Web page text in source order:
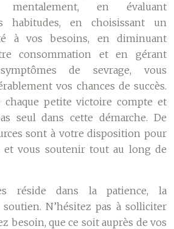
mentalement, en évaluant
habitudes, en choisissant un
à vos besoins, en diminuant
consommation et en gérant
de sevrage, vous
vos chances de succès.
chaque petite victoire compte et
seul dans cette démarche. De
sont à votre disposition pour
et vous soutenir tout au long de
réside dans la patience, la
N’hésitez pas à solliciter
besoin, que ce soit auprès de vos